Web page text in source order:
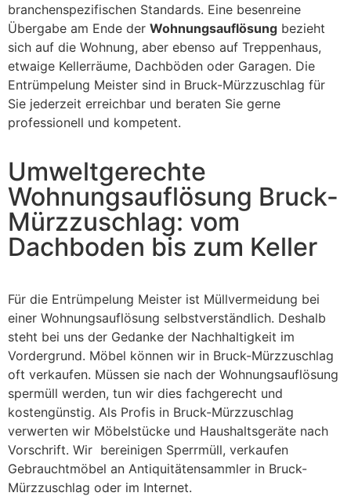
branchenspezifischen Standards. Eine besenreine
Übergabe am Ende der Wohnungsauflösung bezieht
sich auf die Wohnung, aber ebenso auf Treppenhaus,
etwaige Kellerräume, Dachböden oder Garagen. Die
Entrümpelung Meister sind in Bruck-Mürzzuschlag für
Sie jederzeit erreichbar und beraten Sie gerne
professionell und kompetent.
Umweltgerechte
Wohnungsauflösung Bruck-
Mürzzuschlag: vom
Dachboden bis zum Keller
Für die Entrümpelung Meister ist Müllvermeidung bei
einer Wohnungsauflösung selbstverständlich. Deshalb
steht bei uns der Gedanke der Nachhaltigkeit im
Vordergrund. Möbel können wir in Bruck-Mürzzuschlag
oft verkaufen. Müssen sie nach der Wohnungsauflösung
spermüll werden, tun wir dies fachgerecht und
kostengünstig. Als Profis in Bruck-Mürzzuschlag
verwerten wir Möbelstücke und Haushaltsgeräte nach
Vorschrift. Wir bereinigen Sperrmüll, verkaufen
Gebrauchtmöbel an Antiquitätensammler in Bruck-
Mürzzuschlag oder im Internet.